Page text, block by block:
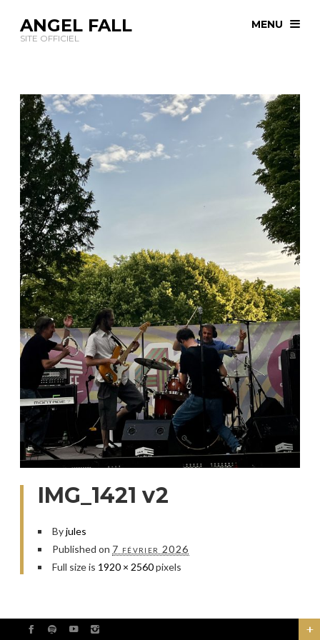
ANGEL FALL
SITE OFFICIEL
MENU
IMG_1421 v2
Byjules
Published on 7 février 2026
Full size is 1920 × 2560pixels